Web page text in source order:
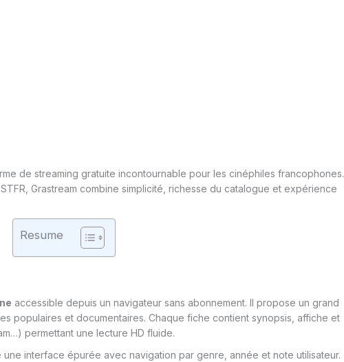
de streaming gratuite incontournable pour les cinéphiles francophones.
Grastream combine simplicité, richesse du catalogue et expérience
Resume
accessible depuis un navigateur sans abonnement. Il propose un grand
populaires et documentaires. Chaque fiche contient synopsis, affiche et
permettant une lecture HD fluide.
interface épurée avec navigation par genre, année et note utilisateur.